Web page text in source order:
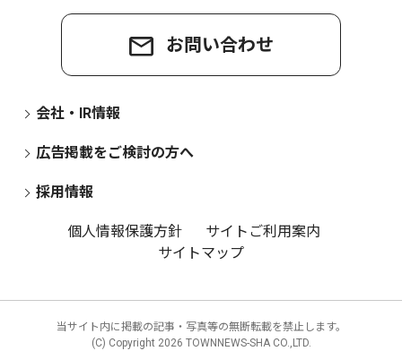
お問い合わせ
会社・IR情報
広告掲載をご検討の方へ
採用情報
個人情報保護方針
サイトご利用案内
サイトマップ
当サイト内に掲載の記事・写真等の無断転載を禁止します。
(C) Copyright 2026 TOWNNEWS-SHA CO.,LTD.